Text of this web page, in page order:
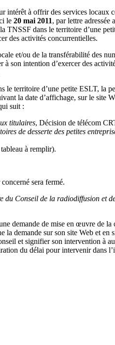
intérêt à offrir des services locaux
le 20 mai 2011, par lettre adressée
TNSSF dans le territoire d’une
des activités concurrentielles.
et/ou de la transférabilité des
son intention d’exercer des
le territoire d’une petite ESLT, la
la date d’affichage, sur le site
suit :
titulaires, Décision de télécom
de desserte des petites
à remplir).
sera fermé.
du Conseil de la radiodiffusion et
demande de mise en œuvre de la
demande sur son site Web et en
et signifier son intervention à
du délai pour intervenir dans